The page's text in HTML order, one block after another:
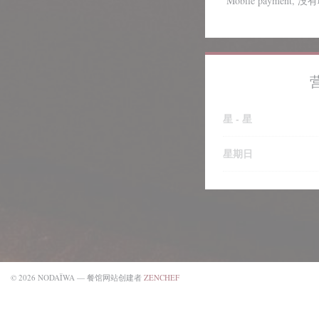
星 - 星
星期日
© 2026 NODAÏWA — 餐馆网站创建者 ZENCHEF((在新窗口中打开))